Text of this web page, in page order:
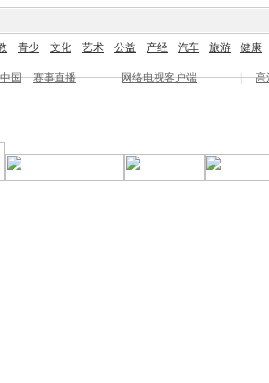
青少 文化 艺术 公益 产经 汽车 旅游 健康
国 赛事直播 网络电视客户端 | 高